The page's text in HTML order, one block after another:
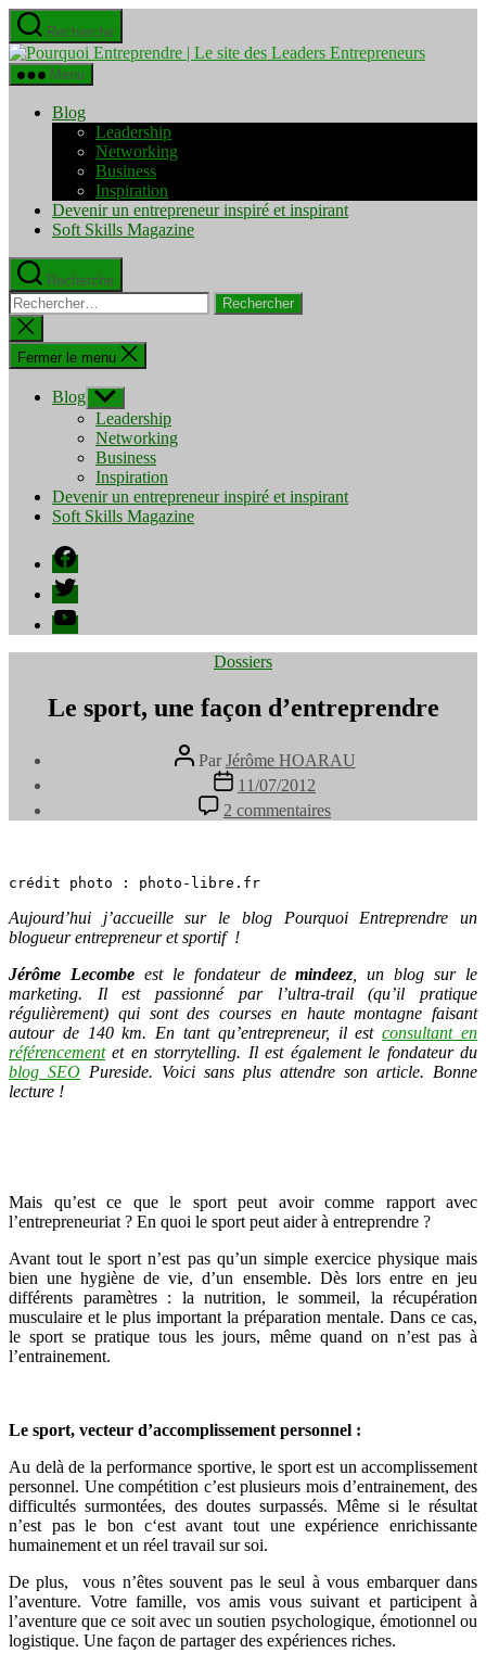
Aller
au
contenu
Recherche
Pourquoi
Menu
Blog
Leadership
Networking
Business
Inspiration
Devenir un entrepreneur inspiré et inspirant
Soft Skills Magazine
Recherche
Rechercher :
Fermer
la
recherche
Fermer le menu
Blog Afficher
le
sous-
menu
Leadership
Networking
Business
Inspiration
Devenir un entrepreneur inspiré et inspirant
Soft Skills Magazine
Facebook
Twitter
YouTube
Catégories
Dossiers
Le sport, une façon d’entreprendre
Auteur
de
l’article
Par Jérôme HOARAU
Date
de
l’article
11/07/2012
2 commentaires
Le
crédit photo : photo-libre.fr
Aujourd’hui j’accueille sur le blog Pourquoi Entreprendre un
blogueur entrepreneur et sportif !
Jérôme Lecombeest le fondateur demindeez , un blog sur le
marketing. Il est passionné par l’ultra-trail (qu’il pratique
régulièrement) qui sont des courses en haute montagne faisant
autour de 140 km. En tant qu’entrepreneur, il estconsultant en
référencementet en storrytelling. Il est également le fondateur du
blog SEO Pureside. Voici sans plus attendre son article. Bonne
lecture !
Mais qu’est ce que le sport peut avoir comme rapport avec
l’entrepreneuriat ? En quoi le sport peut aider à entreprendre ?
Avant tout le sport n’est pas qu’un simple exercice physique mais
bien une hygiène de vie, d’un ensemble. Dès lors entre en jeu
différents paramètres : la nutrition, le sommeil, la récupération
musculaire et le plus important la préparation mentale. Dans ce cas,
le sport se pratique tous les jours, même quand on n’est pas à
l’entrainement.
Le sport, vecteur d’accomplissement personnel :
Au delà de la performance sportive, le sport est un accomplissement
personnel. Une compétition c’est plusieurs mois d’entrainement, des
difficultés surmontées, des doutes surpassés. Même si le résultat
n’est pas le bon c‘est avant tout une expérience enrichissante
humainement et un réel travail sur soi.
De plus, vous n’êtes souvent pas le seul à vous embarquer dans
l’aventure. Votre famille, vos amis vous suivant et participent à
l’aventure que ce soit avec un soutien psychologique, émotionnel ou
logistique. Une façon de partager des expériences riches.